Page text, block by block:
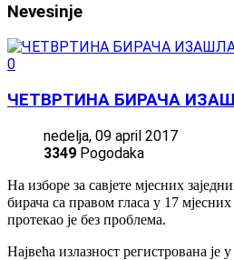
Nevesinje
0
ЧЕТВРТИНА БИРАЧА
nedelja, 09 april 2017
3349 Pogodaka
На изборе за савјете мјесних
бирача са правом гласа у 17
протекао је без проблема.
Највећа излазност регистрована